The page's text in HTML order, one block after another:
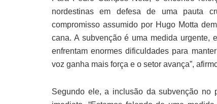
nordestinas em defesa de uma pauta
compromisso assumido por Hugo Motta
cana. A subvenção é uma medida urgente,
enfrentam enormes dificuldades para
voz ganha mais força e o setor avança”,
Segundo ele, a inclusão da subvenção no